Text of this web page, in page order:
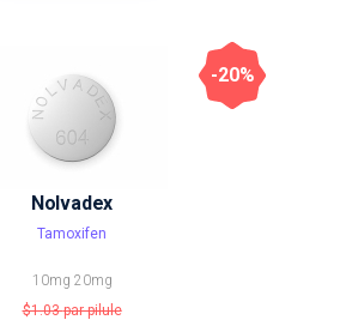
Nolvadex
Tamoxifen
10mg 20mg
$1.03par pilule
-20%